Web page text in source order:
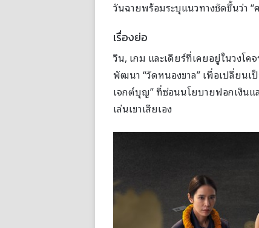
วันฉายพร้อมระบุแนวทางชัดขึ้นว่า “
เรื่องย่อ
วิน, เกม และเดียร์ที่เคยอยู่ในวงโ
พัฒนา “วัดหนองขาล” เพื่อเปลี่ยนเ
เจกต์บุญ” ที่ซ่อนนโยบายฟอกเงินแ
เล่นเขาเสียเอง